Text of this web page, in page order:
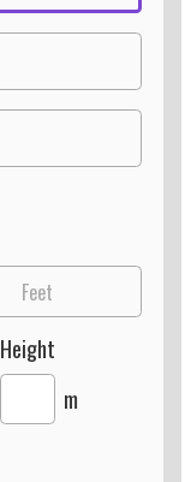
Feet
Height
m